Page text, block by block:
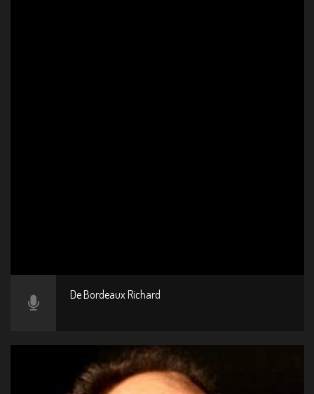
De Bordeaux Richard